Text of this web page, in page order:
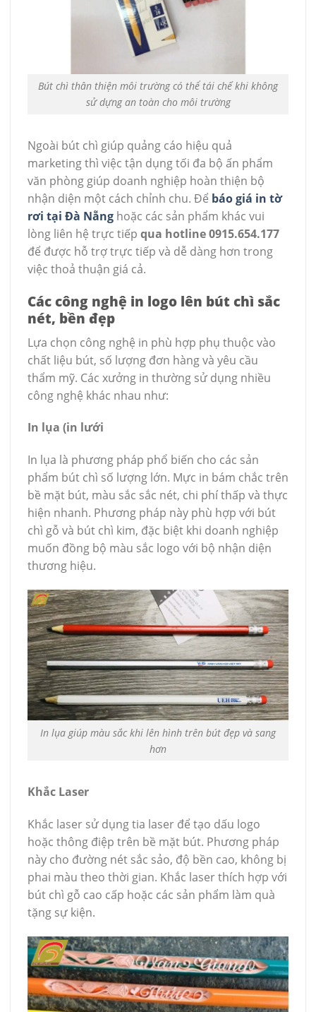
Bút chì thân thiện môi trường có thể tái chế khi không
sử dựng an toàn cho môi trường
Ngoài bút chì giúp quảng cáo hiệu quả
marketing thì việc tận dụng tối đa bộ ấn phẩm
văn phòng giúp doanh nghiệp hoàn thiện bộ
nhận diện một cách chỉnh chu. Để báo giá in tờ
rơi tại Đà Nẵng hoặc các sản phẩm khác vui
lòng liên hệ trực tiếp qua hotline 0915.654.177
để được hỗ trợ trực tiếp và dễ dàng hơn trong
việc thoả thuận giá cả.
Các công nghệ in logo lên bút chì sắc
nét, bền đẹp
Lựa chọn công nghệ in phù hợp phụ thuộc vào
chất liệu bút, số lượng đơn hàng và yêu cầu
thẩm mỹ. Các xưởng in thường sử dụng nhiều
công nghệ khác nhau như:
In lụa (in lưới
In lụa là phương pháp phổ biến cho các sản
phẩm bút chì số lượng lớn. Mực in bám chắc trên
bề mặt bút, màu sắc sắc nét, chi phí thấp và thực
hiện nhanh. Phương pháp này phù hợp với bút
chì gỗ và bút chì kim, đặc biệt khi doanh nghiệp
muốn đồng bộ màu sắc logo với bộ nhận diện
thương hiệu.
In lụa giúp màu sắc khi lên hình trên bút đẹp và sang
hơn
Khắc Laser
Khắc laser sử dụng tia laser để tạo dấu logo
hoặc thông điệp trên bề mặt bút. Phương pháp
này cho đường nét sắc sảo, độ bền cao, không bị
phai màu theo thời gian. Khắc laser thích hợp với
bút chì gỗ cao cấp hoặc các sản phẩm làm quà
tặng sự kiện.